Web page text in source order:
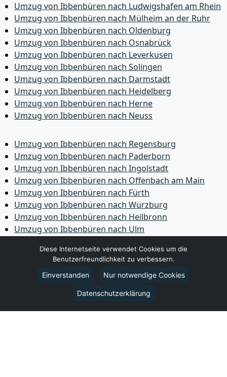
Umzug von Ibbenbüren nach Ludwigshafen am Rhein
Umzug von Ibbenbüren nach Mülheim an der Ruhr
Umzug von Ibbenbüren nach Oldenburg
Umzug von Ibbenbüren nach Osnabrück
Umzug von Ibbenbüren nach Leverkusen
Umzug von Ibbenbüren nach Solingen
Umzug von Ibbenbüren nach Darmstadt
Umzug von Ibbenbüren nach Heidelberg
Umzug von Ibbenbüren nach Herne
Umzug von Ibbenbüren nach Neuss
Umzug von Ibbenbüren nach Regensburg
Umzug von Ibbenbüren nach Paderborn
Umzug von Ibbenbüren nach Ingolstadt
Umzug von Ibbenbüren nach Offenbach am Main
Umzug von Ibbenbüren nach Fürth
Umzug von Ibbenbüren nach Würzburg
Umzug von Ibbenbüren nach Heilbronn
Umzug von Ibbenbüren nach Ulm
Umzug von Ibbenbüren nach Wolfsburg
Umzug von Ibbenbüren nach Bottrop
Umzug von Ibbenbüren nach Göttingen
Umzug von Ibbenbüren nach Reutlingen
Umzug von Ibbenbüren nach Koblenz
Diese Internetseite verwendet Cookies um die
Benutzerfreundlichkeit zu verbessern.
Einverstanden Nur notwendige Cookies
Datenschutzerklärung